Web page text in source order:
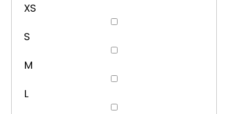
XS
S
M
L